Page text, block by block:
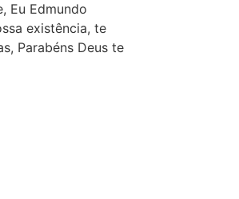
Eu Edmundo
existência, te
Parabéns Deus te